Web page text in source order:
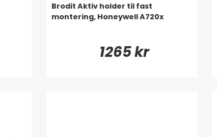
Brodit Aktiv holder til fast
montering, Honeywell A720x
1265 kr